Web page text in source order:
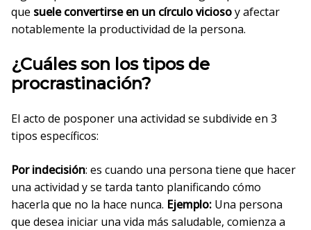
que suele convertirse en un círculo viciosoy afectar
notablemente la productividad de la persona.
¿Cuáles son los tipos de
procrastinación?
El acto de posponer una actividad se subdivide en 3
tipos específicos:
Por indecisión: es cuando una persona tiene que hacer
una actividad y se tarda tanto planificando cómo
hacerla que no la hace nunca. Ejemplo: Una persona
que desea iniciar una vida más saludable, comienza a